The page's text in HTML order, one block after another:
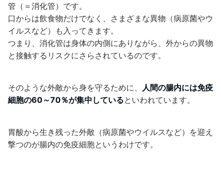
管（＝消化管）です。
口からは飲食物だけでなく、さまざまな異物（病原菌やウ
イルスなど）も入ってきます。
つまり、消化管は身体の内側にありながら、外からの異物
と接触するリスクにさらされているのです。
そのような外敵から身を守るために、
人間の腸内には免疫
細胞の60～70％が集中しているといわれています。
胃酸から生き残った外敵（病原菌やウイルスなど）を迎え
撃つのが腸内の免疫細胞というわけです。